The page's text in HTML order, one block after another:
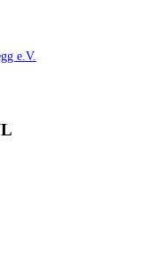
e.V.